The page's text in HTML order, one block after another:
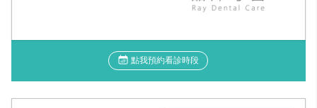
點我預約看診時段